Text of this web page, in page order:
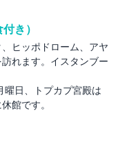
き）
ヒッポドローム、アヤ
れます。イスタンブー
曜日、トプカプ宮殿は
館です。